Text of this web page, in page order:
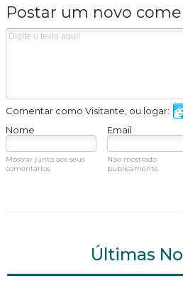
Postar um novo
Comentar como Visitante, ou logar:
Nome
Email
Mostrar junto aos seus
comentários.
Não mostrado
publicamente.
Últimas